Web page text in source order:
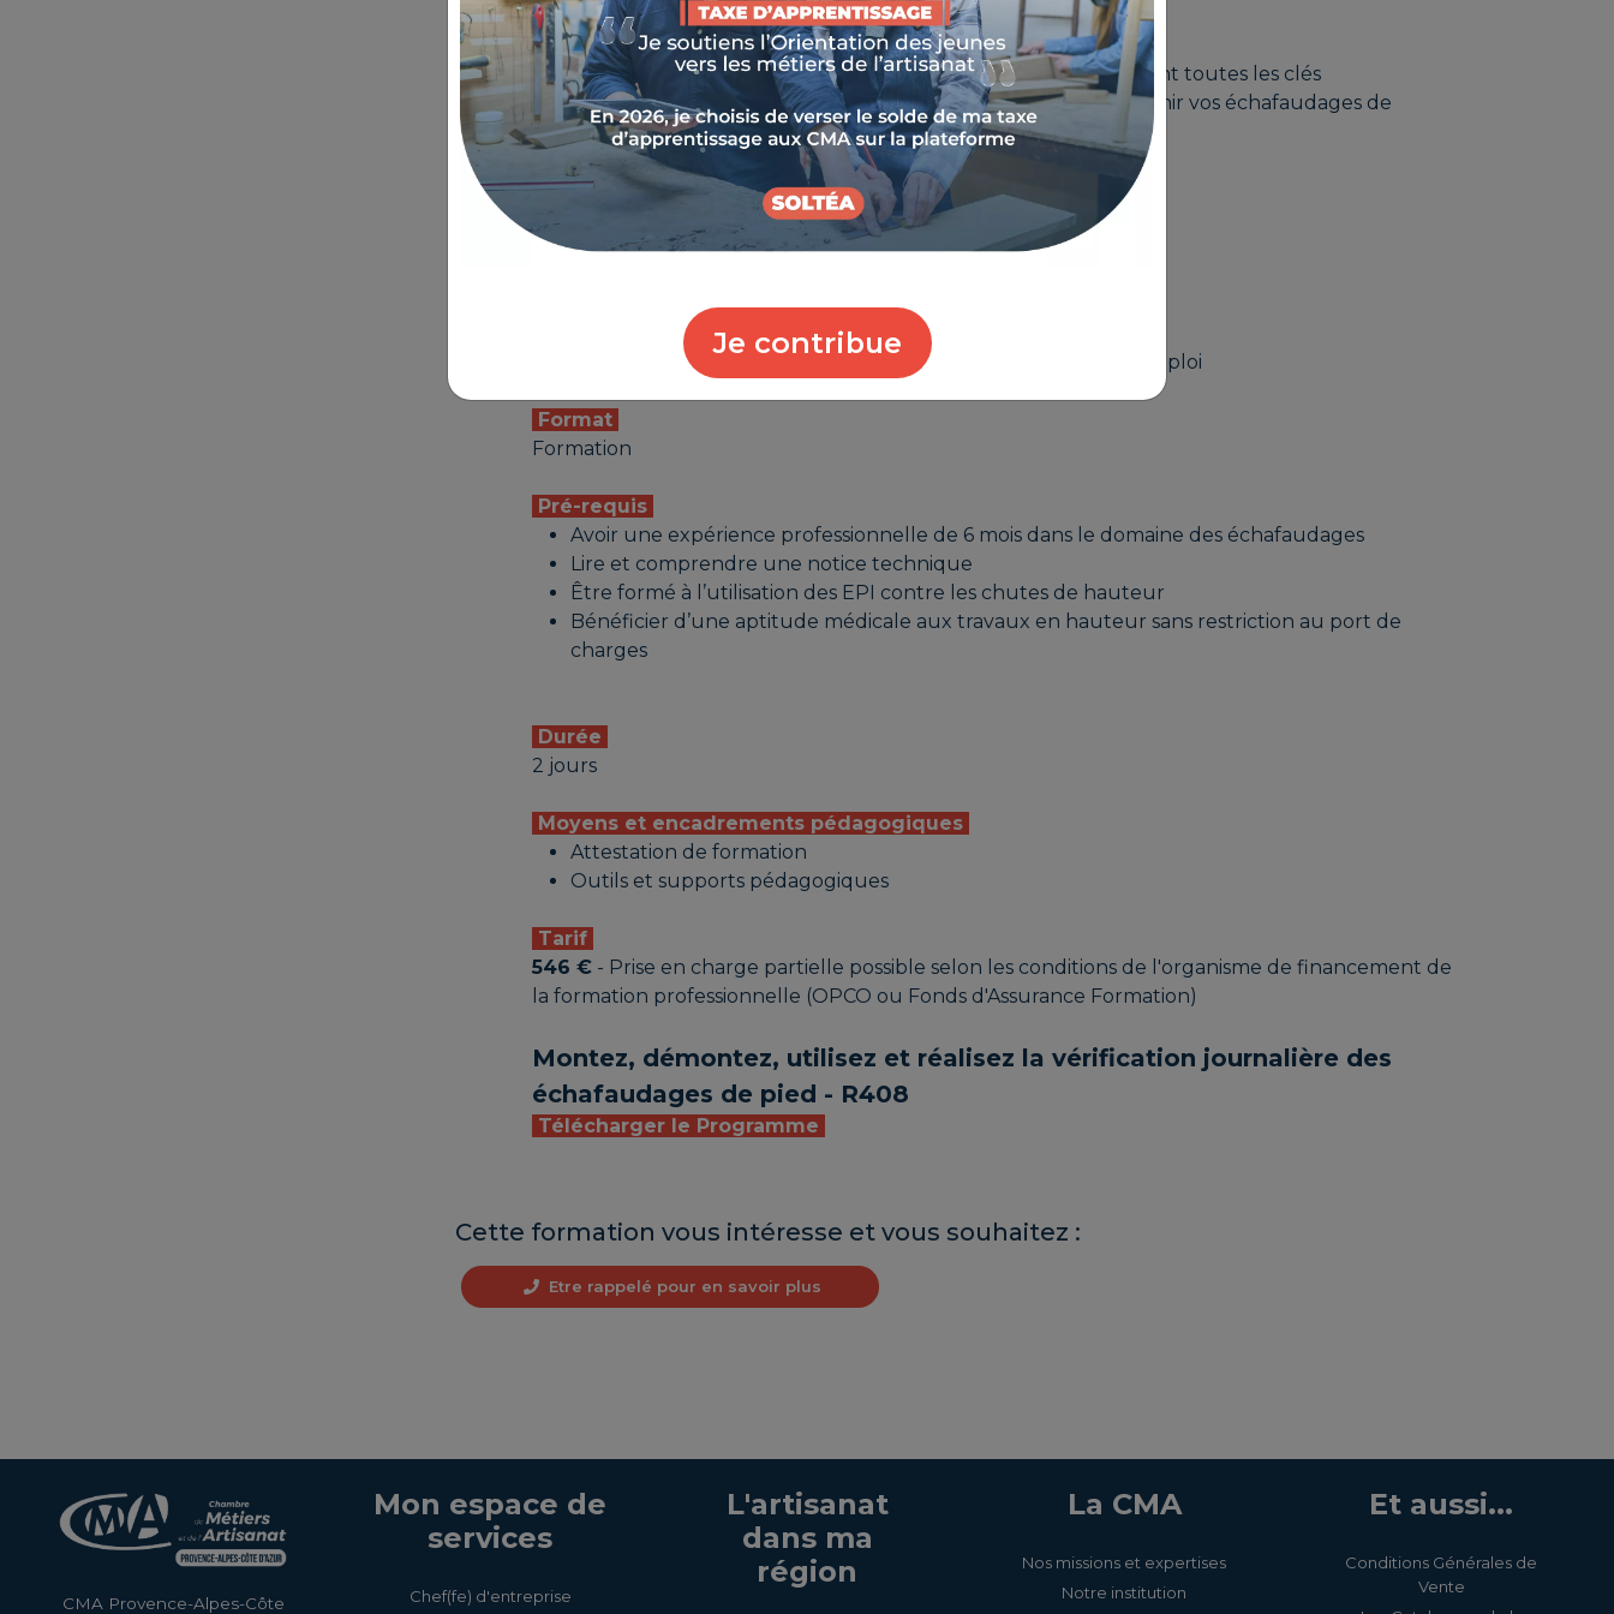
Je contribue
Objectifs
Optimisez la sécurité et la rentabilité de vos chantiers en acquérant toutes les clés
réglementaires et pratiques pour réceptionner, vérifier et maintenir vos échafaudages de
moins de 24 mètres en toute confiance.
Les +
Atelier participatif en petit groupe
Animation par des consultants experts
Chefs d’entreprise, conjoints, salariés, créateurs, demandeurs d'emploi
Format
Formation
Pré-requis
Avoir une expérience professionnelle de 6 mois dans le domaine des échafaudages
Lire et comprendre une notice technique
Être formé à l’utilisation des EPI contre les chutes de hauteur
Bénéficier d’une aptitude médicale aux travaux en hauteur sans restriction au port de
charges
Durée
2 jours
Moyens et encadrements pédagogiques
Attestation de formation
Outils et supports pédagogiques
Tarif
546 € - Prise en charge partielle possible selon les conditions de l'organisme de financement de
la formation professionnelle (OPCO ou Fonds d'Assurance Formation)
Montez, démontez, utilisez et réalisez la vérification journalière des
échafaudages de pied - R408
Télécharger le Programme
Cette formation vous intéresse et vous souhaitez :
Etre rappelé pour en savoir plus
CMA Provence-Alpes-Côte
Mon espace de
services
Chef(fe) d'entreprise
L'artisanat
dans ma
région
La CMA
Nos missions et expertises
Notre institution
Et aussi...
Conditions Générales de
Vente